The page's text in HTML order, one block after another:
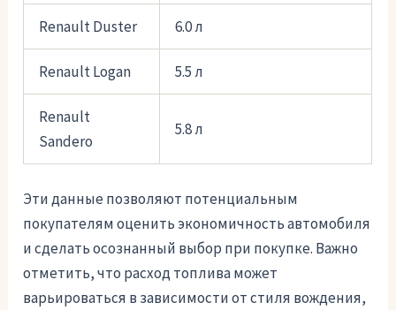
Renault Duster 6.0 л
Renault Logan 5.5 л
Renault
Sandero
5.8 л
Эти данные позволяют потенциальным
покупателям оценить экономичность автомобиля
и сделать осознанный выбор при покупке. Важно
отметить, что расход топлива может
варьироваться в зависимости от стиля вождения,